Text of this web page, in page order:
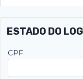
ESTADO DO
CPF